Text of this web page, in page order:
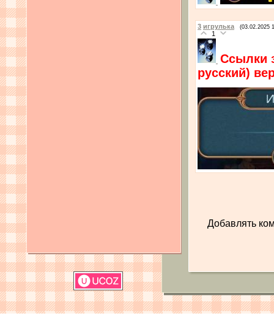
3 игрулька (03.02.2025
1
Ссылки
русский)
Добавлять